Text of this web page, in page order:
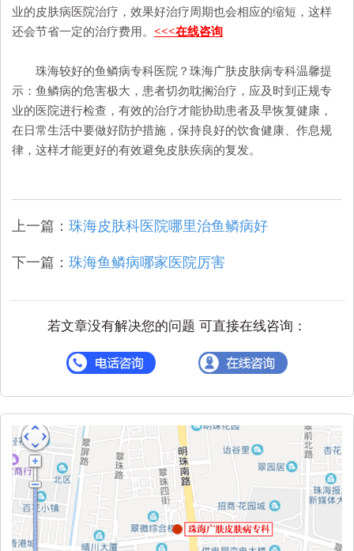
业的皮肤病医院治疗，效果好治疗周期也会相应的缩短，这样
还会节省一定的治疗费用。 <<<在线咨询
珠海较好的鱼鳞病专科医院？珠海广肤皮肤病专科温馨提
示：鱼鳞病的危害极大，患者切勿耽搁治疗，应及时到正规专
业的医院进行检查，有效的治疗才能协助患者及早恢复健康，
在日常生活中要做好防护措施，保持良好的饮食健康、作息规
律，这样才能更好的有效避免皮肤疾病的复发。
上一篇： 珠海皮肤科医院哪里治鱼鳞病好
下一篇： 珠海鱼鳞病哪家医院厉害
若文章没有解决您的问题 可直接在线咨询：